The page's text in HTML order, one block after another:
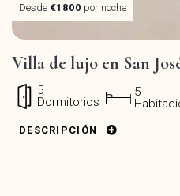
Desde €1800 por noche
Villa de lujo en San
5
Dormitorios
5
DESCRIPCIÓN